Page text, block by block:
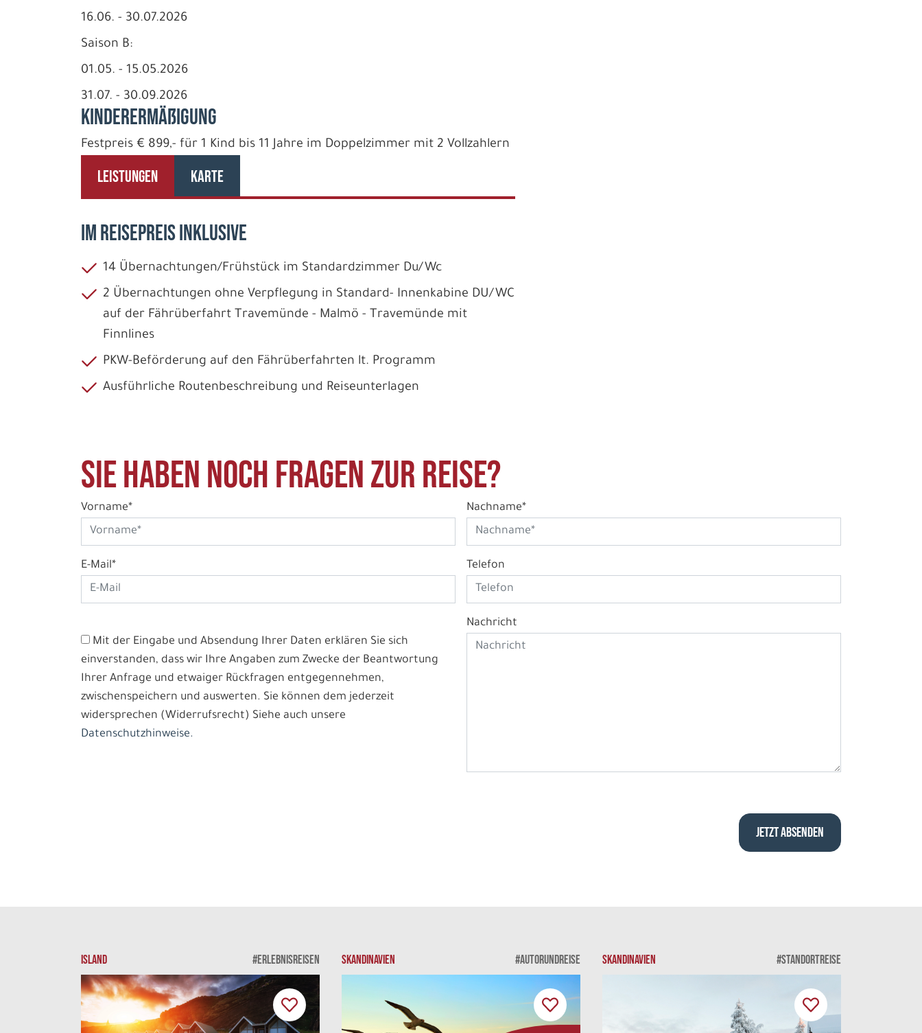
16.06. - 30.07.2026
Saison B:
01.05. - 15.05.2026
31.07. - 30.09.2026
Kinderermäßigung
Festpreis € 899,- für 1 Kind bis 11 Jahre im Doppelzimmer mit 2 Vollzahlern
LEISTUNGEN KARTE
IM REISEPREIS INKLUSIVE
14 Übernachtungen/Frühstück im Standardzimmer Du/Wc
2 Übernachtungen ohne Verpflegung in Standard- Innenkabine DU/WC
auf der Fährüberfahrt Travemünde - Malmö - Travemünde mit
Finnlines
PKW-Beförderung auf den Fährüberfahrten lt. Programm
Ausführliche Routenbeschreibung und Reiseunterlagen
Sie haben noch Fragen zur Reise?
Vorname* Nachname*
E-Mail* Telefon
Mit der Eingabe und Absendung Ihrer Daten erklären Sie sich
einverstanden, dass wir Ihre Angaben zum Zwecke der Beantwortung
Ihrer Anfrage und etwaiger Rückfragen entgegennehmen,
zwischenspeichern und auswerten. Sie können dem jederzeit
widersprechen (Widerrufsrecht) Siehe auch unsere
Datenschutzhinweise.
Nachricht
ISLAND #ERLEBNISREISEN SKANDINAVIEN #AUTORUNDREISE SKANDINAVIEN #STANDORTREISE